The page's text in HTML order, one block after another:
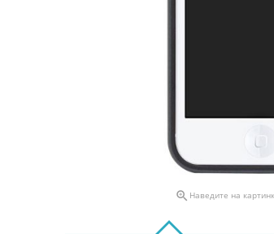
 Наведите на